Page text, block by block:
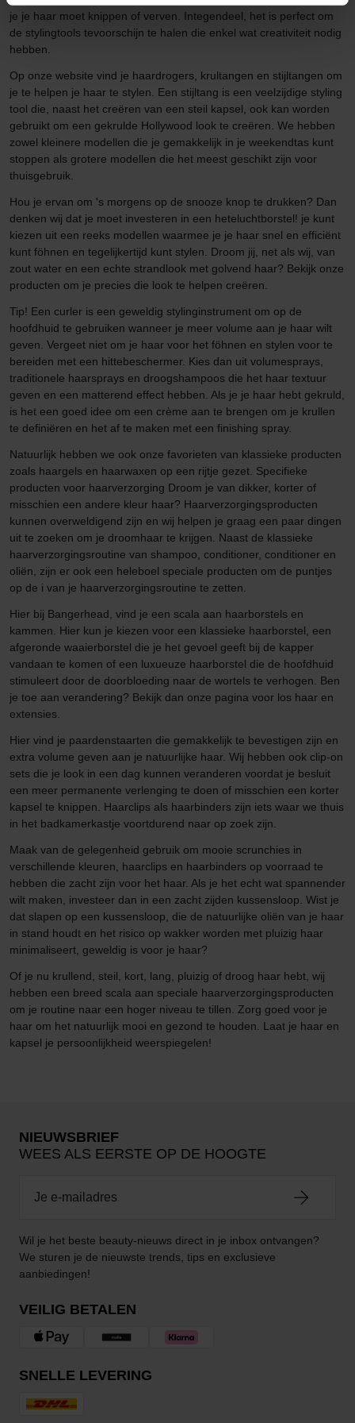
je je haar moet knippen of verven. Integendeel, het is perfect om
de stylingtools tevoorschijn te halen die enkel wat creativiteit nodig
hebben.
Op onze website vind je haardrogers, krultangen en stijltangen om
je te helpen je haar te stylen. Een stijltang is een veelzijdige styling
tool die, naast het creëren van een steil kapsel, ook kan worden
gebruikt om een gekrulde Hollywood look te creëren. We hebben
zowel kleinere modellen die je gemakkelijk in je weekendtas kunt
stoppen als grotere modellen die het meest geschikt zijn voor
thuisgebruik.
Hou je ervan om 's morgens op de snooze knop te drukken? Dan
denken wij dat je moet investeren in een heteluchtborstel! je kunt
kiezen uit een reeks modellen waarmee je je haar snel en efficiënt
kunt föhnen en tegelijkertijd kunt stylen. Droom jij, net als wij, van
zout water en een echte strandlook met golvend haar? Bekijk onze
producten om je precies die look te helpen creëren.
Tip! Een curler is een geweldig stylinginstrument om op de
hoofdhuid te gebruiken wanneer je meer volume aan je haar wilt
geven. Vergeet niet om je haar voor het föhnen en stylen voor te
bereiden met een hittebeschermer. Kies dan uit volumesprays,
traditionele haarsprays en droogshampoos die het haar textuur
geven en een matterend effect hebben. Als je je haar hebt gekruld,
is het een goed idee om een crème aan te brengen om je krullen
te definiëren en het af te maken met een finishing spray.
Natuurlijk hebben we ook onze favorieten van klassieke producten
zoals haargels en haarwaxen op een rijtje gezet. Specifieke
producten voor haarverzorging Droom je van dikker, korter of
misschien een andere kleur haar? Haarverzorgingsproducten
kunnen overweldigend zijn en wij helpen je graag een paar dingen
uit te zoeken om je droomhaar te krijgen. Naast de klassieke
haarverzorgingsroutine van shampoo, conditioner, conditioner en
oliën, zijn er ook een heleboel speciale producten om de puntjes
op de i van je haarverzorgingsroutine te zetten.
Hier bij Bangerhead, vind je een scala aan haarborstels en
kammen. Hier kun je kiezen voor een klassieke haarborstel, een
afgeronde waaierborstel die je het gevoel geeft bij de kapper
vandaan te komen of een luxueuze haarborstel die de hoofdhuid
stimuleert door de doorbloeding naar de wortels te verhogen. Ben
je toe aan verandering? Bekijk dan onze pagina voor los haar en
extensies.
Hier vind je paardenstaarten die gemakkelijk te bevestigen zijn en
extra volume geven aan je natuurlijke haar. Wij hebben ook clip-on
sets die je look in een dag kunnen veranderen voordat je besluit
een meer permanente verlenging te doen of misschien een korter
kapsel te knippen. Haarclips als haarbinders zijn iets waar we thuis
in het badkamerkastje voortdurend naar op zoek zijn.
Maak van de gelegenheid gebruik om mooie scrunchies in
verschillende kleuren, haarclips en haarbinders op voorraad te
hebben die zacht zijn voor het haar. Als je het echt wat spannender
wilt maken, investeer dan in een zacht zijden kussensloop. Wist je
dat slapen op een kussensloop, die de natuurlijke oliën van je haar
in stand houdt en het risico op wakker worden met pluizig haar
minimaliseert, geweldig is voor je haar?
Of je nu krullend, steil, kort, lang, pluizig of droog haar hebt, wij
hebben een breed scala aan speciale haarverzorgingsproducten
om je routine naar een hoger niveau te tillen. Zorg goed voor je
haar om het natuurlijk mooi en gezond te houden. Laat je haar en
kapsel je persoonlijkheid weerspiegelen!
NIEUWSBRIEF
WEES ALS EERSTE OP DE HOOGTE
Wil je het beste beauty-nieuws direct in je inbox ontvangen?
We sturen je de nieuwste trends, tips en exclusieve
aanbiedingen!
VEILIG BETALEN
SNELLE LEVERING